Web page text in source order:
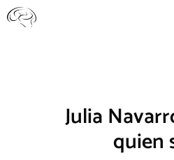
Saltar
al
Julia
quien